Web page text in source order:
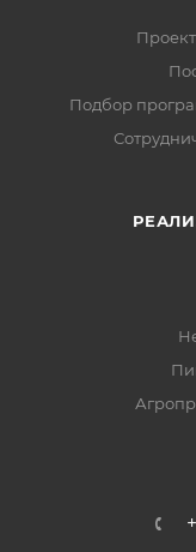
Подбор